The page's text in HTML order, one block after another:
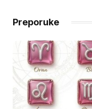
Preporuke